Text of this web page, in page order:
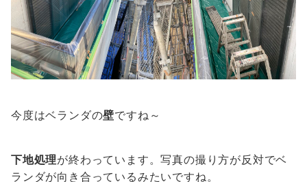
今度はベランダの壁ですね～
下地処理が終わっています。写真の撮り方が反対でベ
ランダが向き合っているみたいですね。